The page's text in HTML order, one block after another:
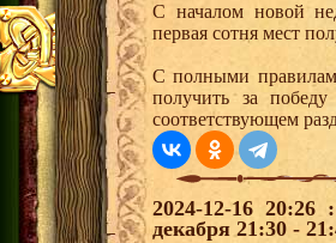
С началом новой
первая сотня мест
С полными
получить за
соответствующем
2024-12-16 20:26
декабря 21:30 -